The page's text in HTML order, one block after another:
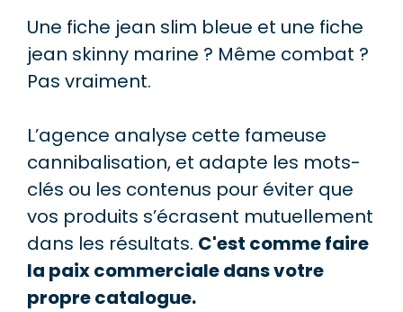
Une fiche jean slim bleue et une fiche
jean skinny marine ? Même combat ?
Pas vraiment.
L’agence analyse cette fameuse
cannibalisation, et adapte les mots-
clés ou les contenus pour éviter que
vos produits s’écrasent mutuellement
dans les résultats. C'est comme faire
la paix commerciale dans votre
propre catalogue.